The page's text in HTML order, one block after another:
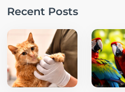
Recent Posts